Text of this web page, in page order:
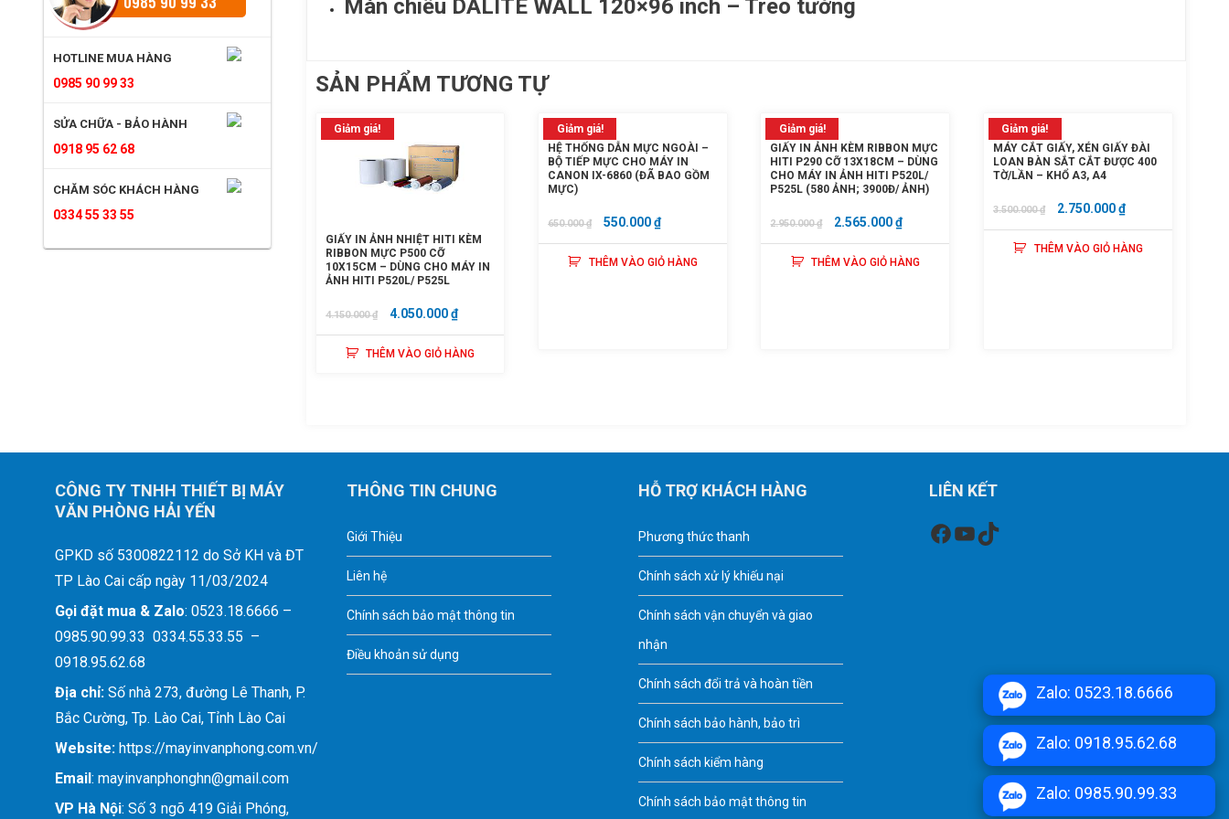
Màn chiếu DALITE WALL 120×96 inch – Treo tường
SẢN PHẨM TƯƠNG TỰ
Giảm giá!
GIẤY IN ẢNH NHIỆT HITI KÈM
RIBBON MỰC P500 CỠ
10X15CM – DÙNG CHO MÁY IN
ẢNH HITI P520L/ P525L
4.150.000₫
GIÁ
GỐC
LÀ:
4.050.000₫GIÁ
HIỆN
TẠI
THÊM VÀO GIỎ HÀNG
Giảm giá!
HỆ THỐNG DẪN MỰC NGOÀI –
BỘ TIẾP MỰC CHO MÁY IN
CANON IX-6860 (ĐÃ BAO GỒM
MỰC)
650.000₫
GIÁ
GỐC
LÀ:
550.000₫GIÁ
HIỆN
TẠI
THÊM VÀO GIỎ HÀNG
Giảm giá!
GIẤY IN ẢNH KÈM RIBBON MỰC
HITI P290 CỠ 13X18CM – DÙNG
CHO MÁY IN ẢNH HITI P520L/
P525L (580 ẢNH; 3900Đ/ ẢNH)
2.950.000₫
GIÁ
GỐC
LÀ:
2.565.000₫GIÁ
HIỆN
TẠI
THÊM VÀO GIỎ HÀNG
Giảm giá!
MÁY CẮT GIẤY, XÉN GIẤY ĐÀI
LOAN BÀN SẮT CẮT ĐƯỢC 400
TỜ/LẦN – KHỔ A3, A4
3.500.000₫
GIÁ
GỐC
LÀ:
2.750.000₫GIÁ
HIỆN
TẠI
THÊM VÀO GIỎ HÀNG
HOTLINE MUA HÀNG
0985 90 99 33
SỬA CHỮA - BẢO HÀNH
0918 95 62 68
CHĂM SÓC KHÁCH HÀNG
0334 55 33 55
CÔNG TY TNHH THIẾT BỊ MÁY
VĂN PHÒNG HẢI YẾN
GPKD số 5300822112 do Sở KH và ĐT
TP Lào Cai cấp ngày 11/03/2024
Gọi đặt mua & Zalo: 0523.18.6666 –
0985.90.99.33 0334.55.33.55 –
0918.95.62.68
Địa chỉ: Số nhà 273, đường Lê Thanh, P.
Bắc Cường, Tp. Lào Cai, Tỉnh Lào Cai
Website: https://mayinvanphong.com.vn/
Email: mayinvanphonghn@gmail.com
VP Hà Nội: Số 3 ngõ 419 Giải Phóng,
THÔNG TIN CHUNG
Giới Thiệu
Liên hệ
Chính sách bảo mật thông tin
Điều khoản sử dụng
HỖ TRỢ KHÁCH HÀNG
Phương thức thanh
Chính sách xử lý khiếu nại
Chính sách vận chuyển và giao
nhận
Chính sách đổi trả và hoàn tiền
Chính sách bảo hành, bảo trì
Chính sách kiểm hàng
Chính sách bảo mật thông tin
LIÊN KẾT
Facebook
Youtube
TikTok
Gửi thông tin
Tiếp tục mua hàng Đi đến giỏ hàng
Zalo: 0523.18.6666
Zalo: 0918.95.62.68
Zalo: 0985.90.99.33